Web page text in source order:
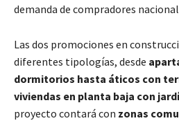
demanda de compradores
Las dos promociones en
diferentes tipologías, desde
dormitorios hasta áticos con
viviendas en planta baja con
proyecto contará con zonas